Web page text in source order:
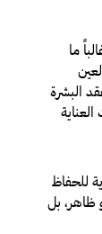
ما
البشرة
للحفاظ
ظاهر، بل